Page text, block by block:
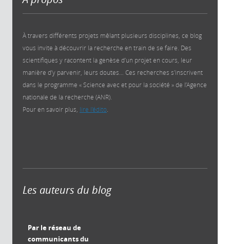
À travers différents projets mêlant plusieurs disciplines, ce blog
vous invite à découvrir la recherche en train de se faire. Des
scientifiques y racontent la genèse d’un projet en cours, leur
manière d’y parvenir, leurs doutes… Ces recherches s'inscrivent
dans le programme « Science avec et pour la société » de l’Agence
nationale de la recherche (ANR).
Pour en savoir plus, lire l'édito
Les auteurs du blog
Par le réseau de
communicants du